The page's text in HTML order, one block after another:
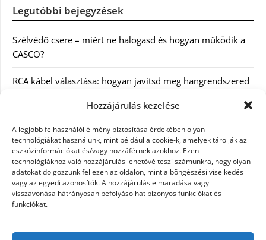
Hozzájárulás kezelése
A legjobb felhasználói élmény biztosítása érdekében olyan
technológiákat használunk, mint például a cookie-k, amelyek tárolják az
eszközinformációkat és/vagy hozzáférnek azokhoz. Ezen
technológiákhoz való hozzájárulás lehetővé teszi számunkra, hogy olyan
adatokat dolgozzunk fel ezen az oldalon, mint a böngészési viselkedés
vagy az egyedi azonosítók. A hozzájárulás elmaradása vagy
visszavonása hátrányosan befolyásolhat bizonyos funkciókat és
funkciókat.
Legutóbbi bejegyzések
Szélvédő csere – miért ne halogasd és hogyan működik a
CASCO?
RCA kábel választása: hogyan javítsd meg hangrendszered
Magyarországon: milyen jogi szabályozásra kell figyelni?
Akciós külföldi nyaralás 2026-ban előfoglalással: mit
ellenőrizz az ár mellett?
A Kassai Irodaház modern munkakörnyezetet biztosít